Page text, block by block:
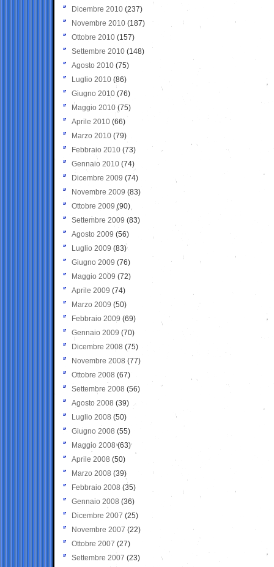
Dicembre 2010 (237)
Novembre 2010 (187)
Ottobre 2010 (157)
Settembre 2010 (148)
Agosto 2010 (75)
Luglio 2010 (86)
Giugno 2010 (76)
Maggio 2010 (75)
Aprile 2010 (66)
Marzo 2010 (79)
Febbraio 2010 (73)
Gennaio 2010 (74)
Dicembre 2009 (74)
Novembre 2009 (83)
Ottobre 2009 (90)
Settembre 2009 (83)
Agosto 2009 (56)
Luglio 2009 (83)
Giugno 2009 (76)
Maggio 2009 (72)
Aprile 2009 (74)
Marzo 2009 (50)
Febbraio 2009 (69)
Gennaio 2009 (70)
Dicembre 2008 (75)
Novembre 2008 (77)
Ottobre 2008 (67)
Settembre 2008 (56)
Agosto 2008 (39)
Luglio 2008 (50)
Giugno 2008 (55)
Maggio 2008(63)
Aprile 2008 (50)
Marzo 2008 (39)
Febbraio 2008 (35)
Gennaio 2008 (36)
Dicembre 2007 (25)
Novembre 2007 (22)
Ottobre 2007 (27)
Settembre 2007 (23)